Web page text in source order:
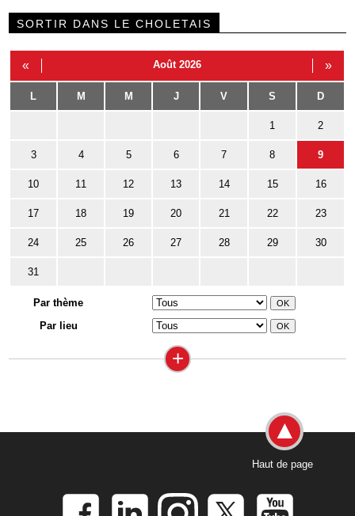
SORTIR DANS LE CHOLETAIS
« Août 2026 »
L M M J V S D
1 2
3 4 5 6 7 8 9
10 11 12 13 14 15 16
17 18 19 20 21 22 23
24 25 26 27 28 29 30
31
Par thème
Par lieu
+
Haut de page